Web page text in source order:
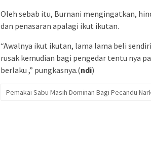
Oleh sebab itu, Burnani mengingatkan,
dan penasaran apalagi ikut ikutan.
“Awalnya ikut ikutan, lama lama beli
rusak kemudian bagi pengedar tentu nya
berlaku ,” pungkasnya.(ndi)
Pemakai Sabu Masih Dominan Bagi Pecandu